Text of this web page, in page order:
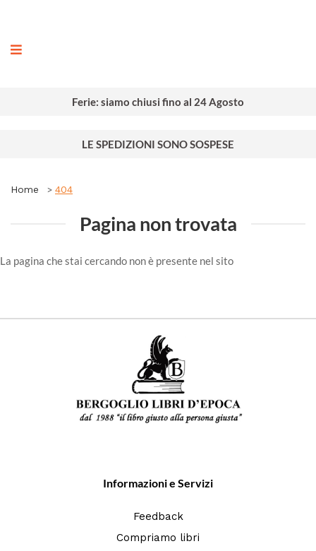
Ferie: siamo chiusi fino al 24 Agosto
LE SPEDIZIONI SONO SOSPESE
Home 404
Pagina non trovata
La pagina che stai cercando non è presente nel sito
Informazioni e Servizi
Feedback
Compriamo libri